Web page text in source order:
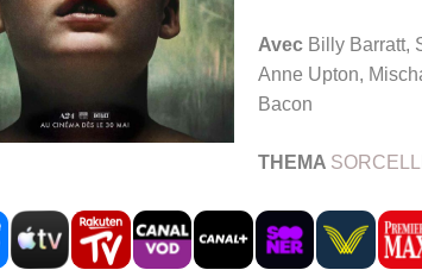
Avec Billy Barratt,
Anne Upton,
Bacon
THEMA